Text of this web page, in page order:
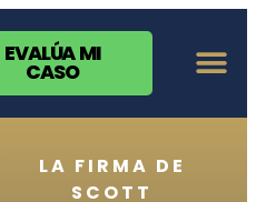
EVALÚA MI
CASO
LA FIRMA DE
SCOTT